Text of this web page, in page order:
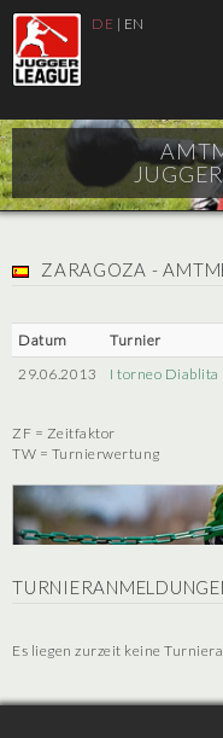
DE | EN
ZARAGOZA -
Datum Turnier
29.06.2013
I torneo Diablita
ZF = Zeitfaktor
TW = Turnierwertung
Es liegen zurzeit keine